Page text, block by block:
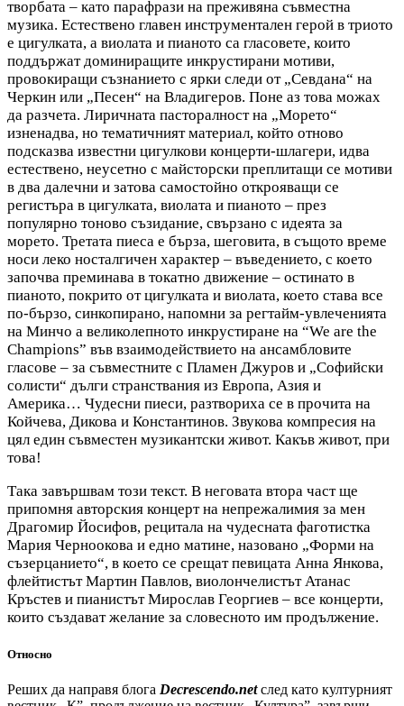
творбата – като парафрази на преживяна съвместна
музика. Естествено главен инструментален герой в триото
е цигулката, а виолата и пианото са гласовете, които
поддържат доминиращите инкрустирани мотиви,
провокиращи съзнанието с ярки следи от „Севдана“ на
Черкин или „Песен“ на Владигеров. Поне аз това можах
да разчета. Лиричната пасторалност на „Морето“
изненадва, но тематичният материал, който отново
подсказва известни цигулкови концерти-шлагери, идва
естествено, неусетно с майсторски преплитащи се мотиви
в два далечни и затова самостойно открояващи се
регистъра в цигулката, виолата и пианото – през
популярно тоново съзидание, свързано с идеята за
морето. Третата пиеса е бърза, шеговита, в същото време
носи леко носталгичен характер – въведението, с което
започва преминава в токатно движение – остинато в
пианото, покрито от цигулката и виолата, което става все
по-бързо, синкопирано, напомни за регтайм-увлеченията
на Минчо а великолепното инкрустиране на “We are the
Champions” във взаимодействието на ансамбловите
гласове – за съвместните с Пламен Джуров и „Софийски
солисти“ дълги странствания из Европа, Азия и
Америка… Чудесни пиеси, разтвориха се в прочита на
Койчева, Дикова и Константинов. Звукова компресия на
цял един съвместен музикантски живот. Какъв живот, при
това!
Така завършвам този текст. В неговата втора част ще
припомня авторския концерт на непрежалимия за мен
Драгомир Йосифов, рецитала на чудесната фаготистка
Мария Черноокова и едно матине, назовано „Форми на
съзерцанието“, в което се срещат певицата Анна Янкова,
флейтистът Мартин Павлов, виолончелистът Атанас
Кръстев и пианистът Мирослав Георгиев – все концерти,
които създават желание за словесното им продължение.
Относно
Реших да направя блога Decrescendo.net след като културният